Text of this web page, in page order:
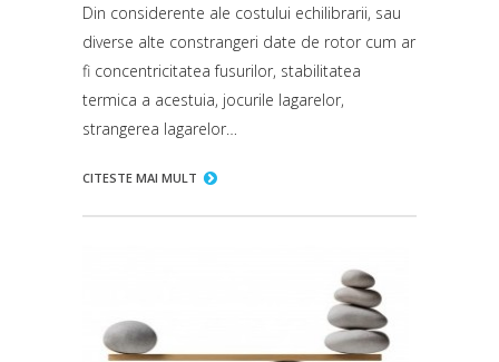
Din considerente ale costului echilibrarii, sau
diverse alte constrangeri date de rotor cum ar
fi concentricitatea fusurilor, stabilitatea
termica a acestuia, jocurile lagarelor,
strangerea lagarelor…
CITESTE MAI MULT